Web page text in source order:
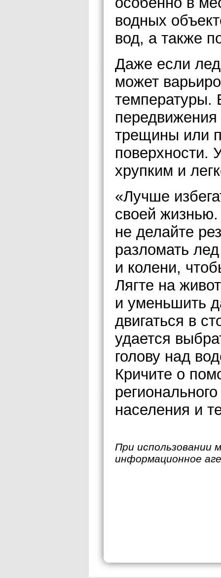
водных
вод, а также
Даже если
может
температуры.
трещины или
поверхности.
хрупким и
«Лучше
своей
не делайте
разломать
и колени,
Лягте на
и уменьшить
двигаться в
удается
голову над
Кричите о
населения и
При использовании
информационное